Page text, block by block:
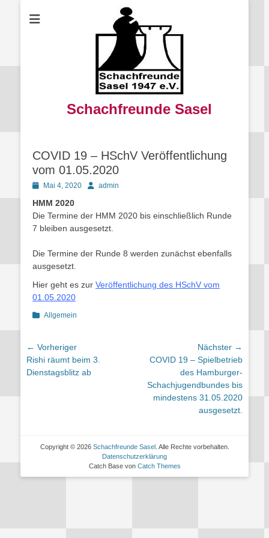
Schachfreunde Sasel
COVID 19 – HSchV Veröffentlichung
vom 01.05.2020
PostedMai 4, 2020 Autoradmin
HMM 2020
Die Termine der HMM 2020 bis einschließlich Runde
7 bleiben ausgesetzt.
Die Termine der Runde 8 werden zunächst ebenfalls
ausgesetzt.
Hier geht es zur Veröffentlichung des HSchV vom
01.05.2020
Kategorien
Allgemein
Beitragsnavigation
← Vorheriger
Vorheriger
Beitrag:
Rishi räumt beim 3.
Dienstagsblitz ab
Nächster →
Nächster
COVID 19 – Spielbetrieb
des Hamburger-
Schachjugendbundes bis
mindestens 31.05.2020
ausgesetzt.
Copyright © 2026 Schachfreunde Sasel. Alle Rechte vorbehalten.
Datenschutzerklärung
Catch Base von Catch Themes